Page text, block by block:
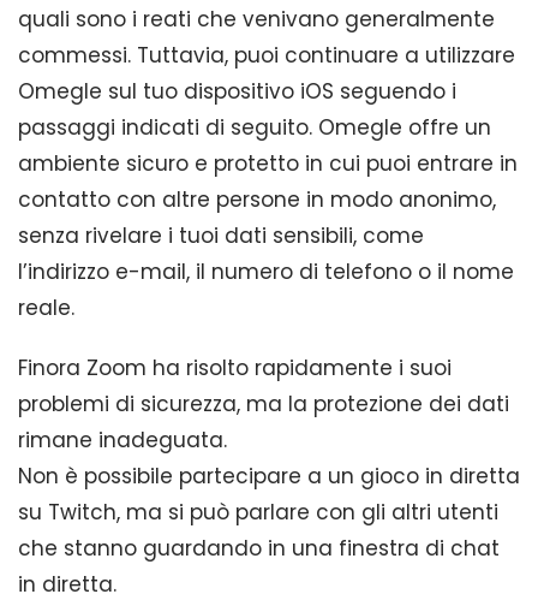
quali sono i reati che venivano generalmente
commessi. Tuttavia, puoi continuare a utilizzare
Omegle sul tuo dispositivo iOS seguendo i
passaggi indicati di seguito. Omegle offre un
ambiente sicuro e protetto in cui puoi entrare in
contatto con altre persone in modo anonimo,
senza rivelare i tuoi dati sensibili, come
l’indirizzo e-mail, il numero di telefono o il nome
reale.
Finora Zoom ha risolto rapidamente i suoi
problemi di sicurezza, ma la protezione dei dati
rimane inadeguata.
Non è possibile partecipare a un gioco in diretta
su Twitch, ma si può parlare con gli altri utenti
che stanno guardando in una finestra di chat
in diretta.